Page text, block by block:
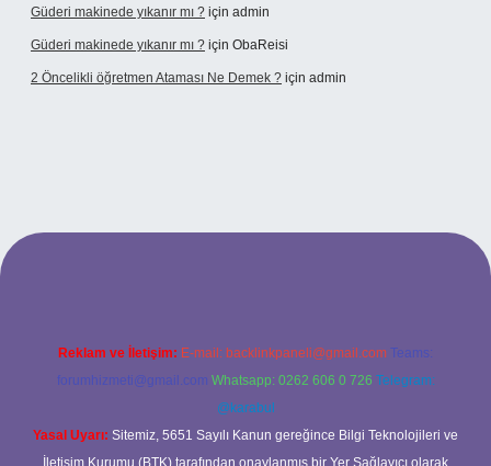
Güderi makinede yıkanır mı ? için admin
Güderi makinede yıkanır mı ? için ObaReisi
2 Öncelikli öğretmen Ataması Ne Demek ? için admin
Reklam ve İletişim: E-mail: backlinkpaneli@gmail.com Teams:
forumhizmeti@gmail.com Whatsapp: 0262 606 0 726 Telegram:
@karabul
Yasal Uyarı: Sitemiz, 5651 Sayılı Kanun gereğince Bilgi Teknolojileri ve
İletişim Kurumu (BTK) tarafından onaylanmış bir Yer Sağlayıcı olarak